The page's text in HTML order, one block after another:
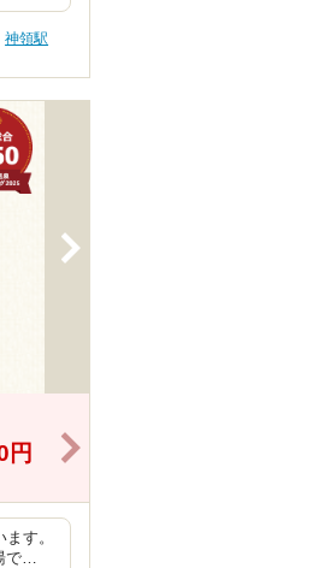
神領駅
円
す。
で…